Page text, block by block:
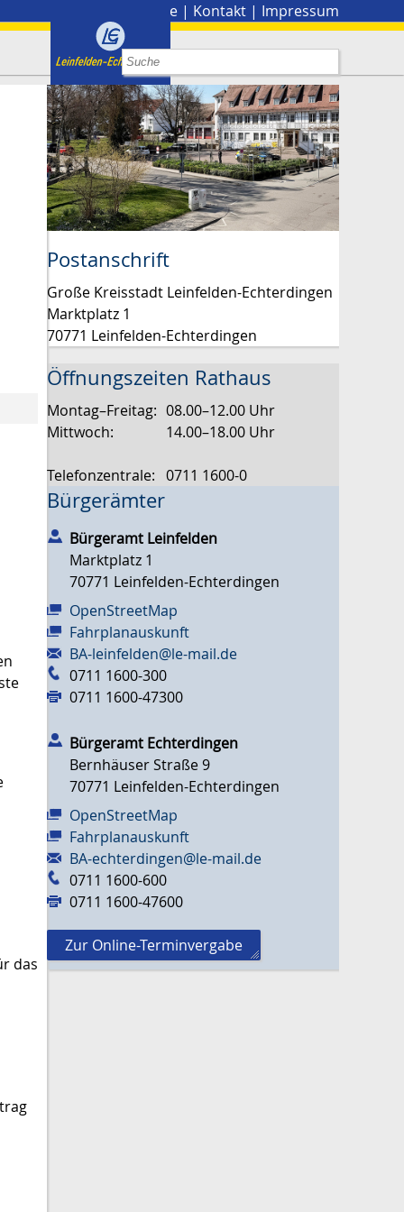
Presse | Kontakt | Impressum
das
Postanschrift
Große Kreisstadt Leinfelden-Echterdingen
Marktplatz 1
70771 Leinfelden-Echterdingen
Öffnungszeiten Rathaus
Montag–Freitag: 08.00–12.00 Uhr
Mittwoch:
14.00–18.00 Uhr
Telefonzentrale: 0711 1600-0
Bürgerämter
Bürgeramt Leinfelden
Marktplatz 1
70771 Leinfelden-Echterdingen
OpenStreetMap
Fahrplanauskunft
BA-leinfelden@le-mail.de
0711 1600-300
0711 1600-47300
Bürgeramt Echterdingen
Bernhäuser Straße 9
70771 Leinfelden-Echterdingen
OpenStreetMap
Fahrplanauskunft
BA-echterdingen@le-mail.de
0711 1600-600
0711 1600-47600
Zur Online-Terminvergabe